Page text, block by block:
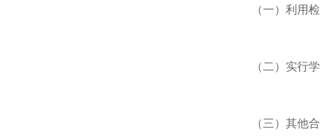
（一）利用
（二）实行
（三）其他